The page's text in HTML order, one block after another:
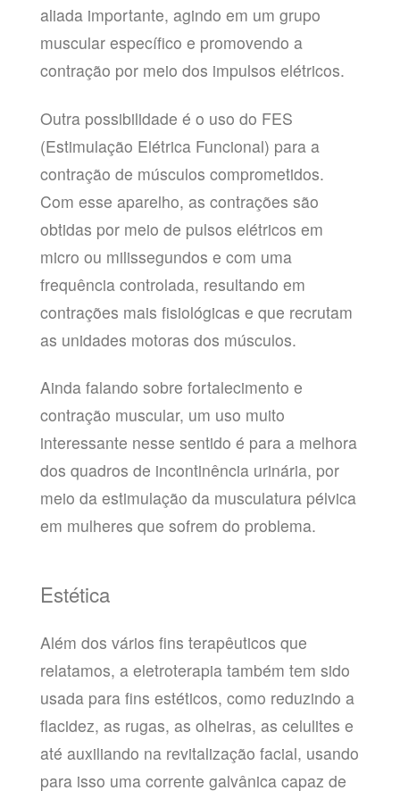
aliada importante, agindo em um grupo
muscular específico e promovendo a
contração por meio dos impulsos elétricos.
Outra possibilidade é o uso do FES
(Estimulação Elétrica Funcional) para a
contração de músculos comprometidos.
Com esse aparelho, as contrações são
obtidas por meio de pulsos elétricos em
micro ou milissegundos e com uma
frequência controlada, resultando em
contrações mais fisiológicas e que recrutam
as unidades motoras dos músculos.
Ainda falando sobre fortalecimento e
contração muscular, um uso muito
interessante nesse sentido é para a melhora
dos quadros de incontinência urinária, por
meio da estimulação da musculatura pélvica
em mulheres que sofrem do problema.
Estética
Além dos vários fins terapêuticos que
relatamos, a eletroterapia também tem sido
usada para fins estéticos, como reduzindo a
flacidez, as rugas, as olheiras, as celulites e
até auxiliando na revitalização facial, usando
para isso uma corrente galvânica capaz de